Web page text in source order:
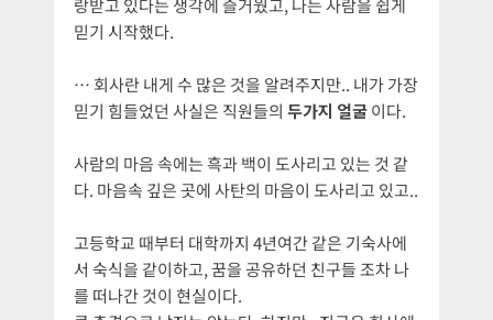
랑받고 있다는 생각에 즐거웠고, 나는 사람을 쉽게
믿기 시작했다.
… 회사란 내게 수 많은 것을 알려주지만.. 내가 가장
믿기 힘들었던 사실은 직원들의 두가지 얼굴이다.
사람의 마음 속에는 흑과 백이 도사리고 있는 것 같
다. 마음속 깊은 곳에 사탄의 마음이 도사리고 있고..
고등학교 때부터 대학까지 4년여간 같은 기숙사에
서 숙식을 같이하고, 꿈을 공유하던 친구들 조차 나
를 떠나간 것이 현실이다.